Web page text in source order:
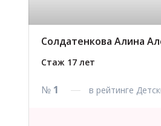
Солдатенкова Алина
Стаж 17 лет
№ 1 в рейтинге